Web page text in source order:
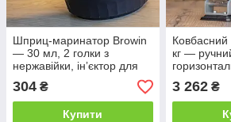
Шприц-маринатор Browin
— 30 мл, 2 голки з
нержавійки, інʼєктор для
засолу мʼяса
304 ₴
Купити
кг —
насадки
(311004)
3 262₴